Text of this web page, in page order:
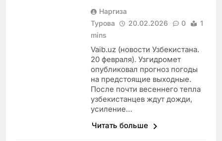
Наргиза
Турова
20.02.2026 0
1
mins
Vaib.uz (новости Узбекистана.
20 февраля). Узгидромет
опубликовал прогноз погоды
на предстоящие выходные.
После почти весеннего тепла
узбекистанцев ждут дожди,
усиление…
Читать больше